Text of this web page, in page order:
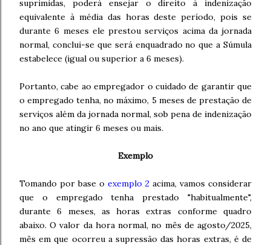
suprimidas, poderá ensejar o direito à indenização
equivalente à média das horas deste período, pois se
durante 6 meses ele prestou serviços acima da jornada
normal, conclui-se que será enquadrado no que a Súmula
estabelece (igual ou superior a 6 meses).
Portanto, cabe ao empregador o cuidado de garantir que
o empregado tenha, no máximo, 5 meses de prestação de
serviços além da jornada normal, sob pena de indenização
no ano que atingir 6 meses ou mais.
Exemplo
Tomando por base o exemplo 2 acima, vamos considerar
que o empregado tenha prestado "habitualmente",
durante 6 meses, as horas extras conforme quadro
abaixo. O valor da hora normal, no mês de agosto/2025,
mês em que ocorreu a supressão das horas extras, é de